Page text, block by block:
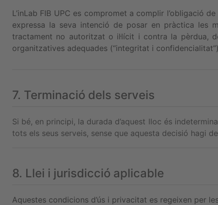
L’inLab FIB UPC es compromet a complir l’obligació
expressa la seva intenció de posar en pràctica les
tractament no autoritzat o il·lícit i contra la pèrdua,
organitzatives adequades (“integritat i
7. Terminació dels serveis
Si bé, en principi, la durada d’aquest lloc és
tots els seus serveis, sense que aquesta decisió hagi
8. Llei i jurisdicció aplicable
Aquestes condicions d’ús i privacitat es regeixen per